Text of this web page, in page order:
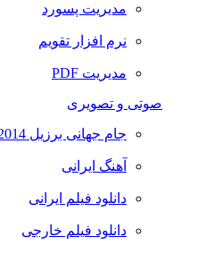
مدیریت پسورد
نرم افزار تقویم
مدیریت PDF
صوتی و تصویری
جام جهانی برزیل 2014
آهنگ ایرانی
دانلود فیلم ایرانی
دانلود فیلم خارجی